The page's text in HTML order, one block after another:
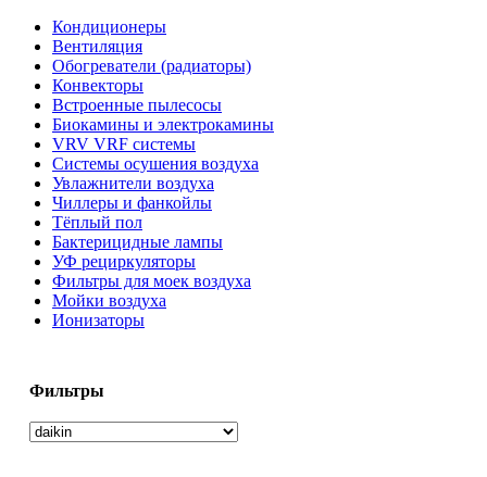
Кондиционеры
Вентиляция
Обогреватели (радиаторы)
Конвекторы
Встроенные пылесосы
Биокамины и электрокамины
VRV VRF системы
Системы осушения воздуха
Увлажнители воздуха
Чиллеры и фанкойлы
Тёплый пол
Бактерицидные лампы
УФ рециркуляторы
Фильтры для моек воздуха
Мойки воздуха
Ионизаторы
Фильтры